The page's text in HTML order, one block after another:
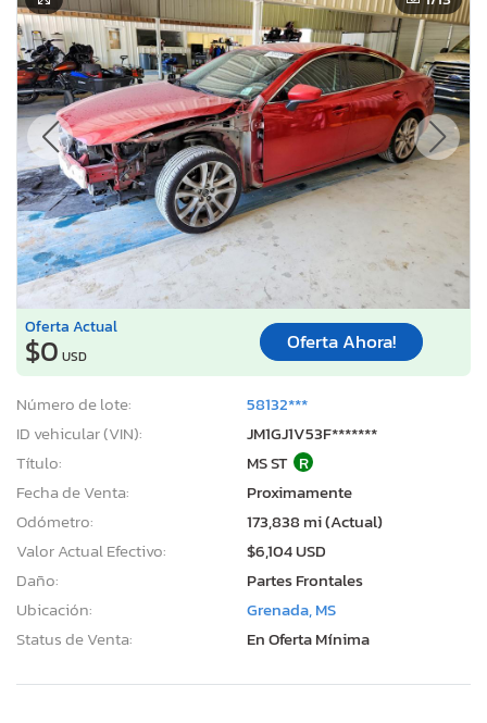
Oferta Actual
$0 USD
Oferta Ahora!
Número de lote:
58132***
ID vehicular (VIN):
JM1GJ1V53F*******
Título:
MS ST R
Fecha de Venta:
Proximamente
Odómetro:
173,838 mi (Actual)
Valor Actual Efectivo:
$6,104 USD
Daño:
Partes Frontales
Ubicación:
Grenada, MS
Status de Venta:
En Oferta Mínima